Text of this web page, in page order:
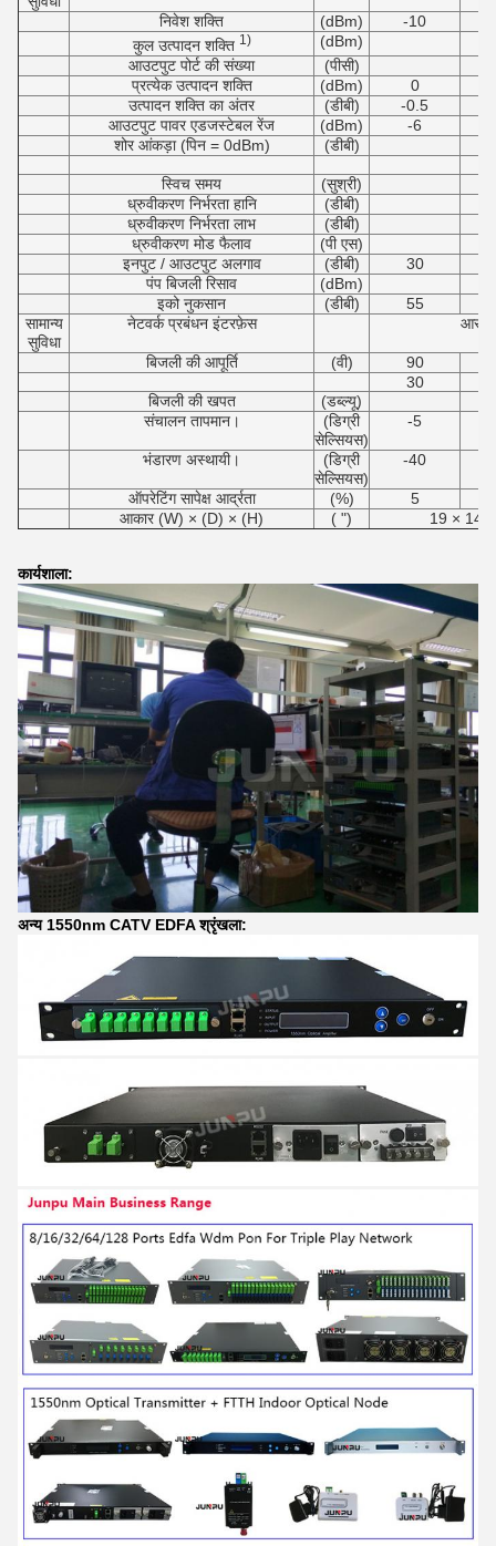
निवेश शक्ति
(dBm)
-10
कुल उत्पादन शक्ति 1)
(dBm)
आउटपुट पोर्ट की संख्या
(पीसी)
प्रत्येक उत्पादन शक्ति
(dBm)
0
उत्पादन शक्ति का अंतर
(डीबी)
-0.5
आउटपुट पावर एडजस्टेबल रेंज
(dBm)
-6
शोर आंकड़ा (पिन = 0dBm)
(डीबी)
स्विच समय
(सुश्री)
ध्रुवीकरण निर्भरता हानि
(डीबी)
ध्रुवीकरण निर्भरता लाभ
(डीबी)
ध्रुवीकरण मोड फैलाव
(पी एस)
इनपुट / आउटपुट अलगाव
(डीबी)
30
पंप बिजली रिसाव
(dBm)
इको नुकसान
(डीबी)
55
सामान्य
सुविधा
नेटवर्क प्रबंधन इंटरफ़ेस आरजे
बिजली की आपूर्ति (वी)
90
30
बिजली की खपत
(डब्ल्यू)
संचालन तापमान।
(डिग्री
सेल्सियस)
-5
भंडारण अस्थायी।
(डिग्री
सेल्सियस)
-40
ऑपरेटिंग सापेक्ष आर्द्रता (%)
5
आकार (W) × (D) × (H)
( ") 19 ×
कार्यशाला:
अन्य 1550nm CATV EDFA श्रृंखला: